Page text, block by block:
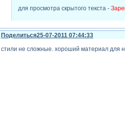
для просмотра скрытого текста -
теги: стили, proshow producer
отредактировано godcat (31-10-2011
Поделиться25-07-2011 07:44:33
стили не сложные. хороший материал для